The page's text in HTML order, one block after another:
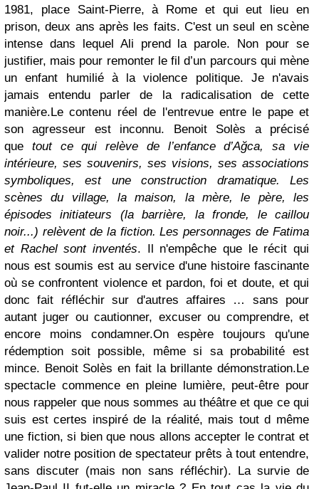
1981, place Saint-Pierre, à Rome et qui eut lieu en
prison, deux ans après les faits. C'est un seul en scène
intense dans lequel Ali prend la parole. Non pour se
justifier, mais pour remonter le fil d’un parcours qui mène
un enfant humilié à la violence politique. Je n'avais
jamais entendu parler de laradicalisation de cette
manière.Le contenu réel de l'entrevue entre le pape et
son agresseur est inconnu. Benoit Solès a précisé
que tout ce qui relève de l’enfance d’Ağca, sa vie
intérieure, ses souvenirs, ses visions, ses associations
symboliques, est une construction dramatique. Les
scènes du village, la maison, la mère, le père, les
épisodes initiateurs (la barrière, la fronde, le caillou
noir...) relèvent de la fiction. Les personnages de Fatima
et Rachel sont inventés. Il n'empêche que le récit qui
nous est soumis est au service d'une histoire fascinante
où se confrontent violence et pardon, foi et doute, et qui
donc fait réfléchir sur d'autres affaires … sans pour
autant juger ou cautionner, excuser ou comprendre, et
encore moins condamner.On espère toujours qu'une
rédemption soit possible, même si sa probabilité est
mince. Benoit Solès en fait la brillante démonstration.Le
spectacle commence en pleine lumière, peut-être pour
nous rappeler que nous sommes au théâtre et que ce qui
suis est certes inspiré de la réalité, mais tout d même
une fiction, si bien que nous allons accepter le contrat et
valider notre position de spectateur prêts à tout entendre,
sans discuter (mais non sans réfléchir). La survie de